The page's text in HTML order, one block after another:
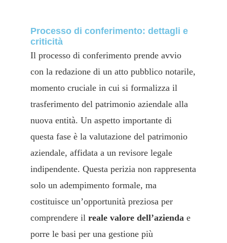
Processo di conferimento: dettagli e
criticità
Il processo di conferimento prende avvio
con la redazione di un atto pubblico notarile,
momento cruciale in cui si formalizza il
trasferimento del patrimonio aziendale alla
nuova entità. Un aspetto importante di
questa fase è la valutazione del patrimonio
aziendale, affidata a un revisore legale
indipendente. Questa perizia non rappresenta
solo un adempimento formale, ma
costituisce un’opportunità preziosa per
comprendere il reale valore dell’azienda e
porre le basi per una gestione più